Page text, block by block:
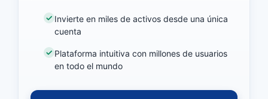
Invierte en miles de activos desde una única
cuenta
Plataforma intuitiva con millones de usuarios
en todo el mundo